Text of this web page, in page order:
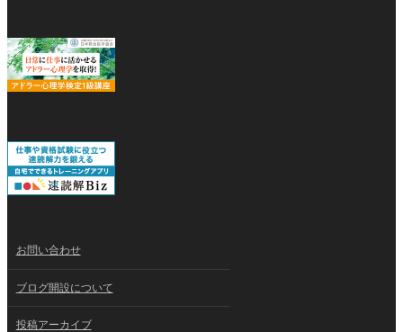
お問い合わせ
ブログ開設について
投稿アーカイブ